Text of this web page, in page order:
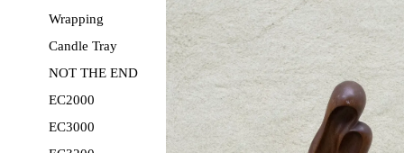
Wrapping
Candle Tray
NOT THE END
EC2000
EC3000